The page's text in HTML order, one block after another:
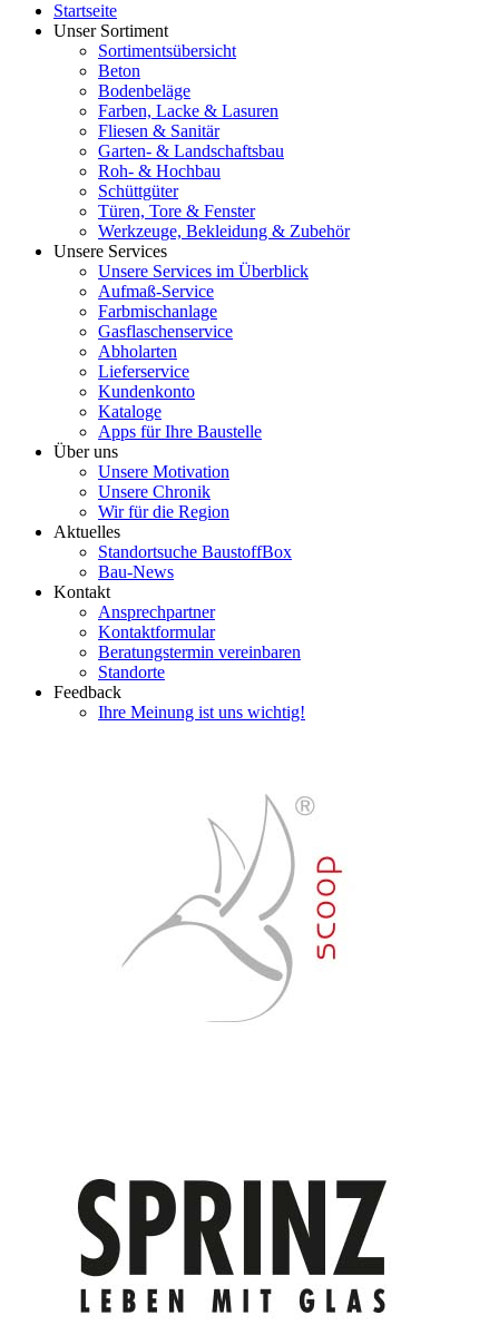
Startseite
Unser Sortiment
Sortimentsübersicht
Beton
Bodenbeläge
Farben, Lacke & Lasuren
Fliesen & Sanitär
Garten- & Landschaftsbau
Roh- & Hochbau
Schüttgüter
Türen, Tore & Fenster
Werkzeuge, Bekleidung & Zubehör
Unsere Services
Unsere Services im Überblick
Aufmaß-Service
Farbmischanlage
Gasflaschenservice
Abholarten
Lieferservice
Kundenkonto
Kataloge
Apps für Ihre Baustelle
Über uns
Unsere Motivation
Unsere Chronik
Wir für die Region
Aktuelles
Standortsuche BaustoffBox
Bau-News
Kontakt
Ansprechpartner
Kontaktformular
Beratungstermin vereinbaren
Standorte
Feedback
Ihre Meinung ist uns wichtig!